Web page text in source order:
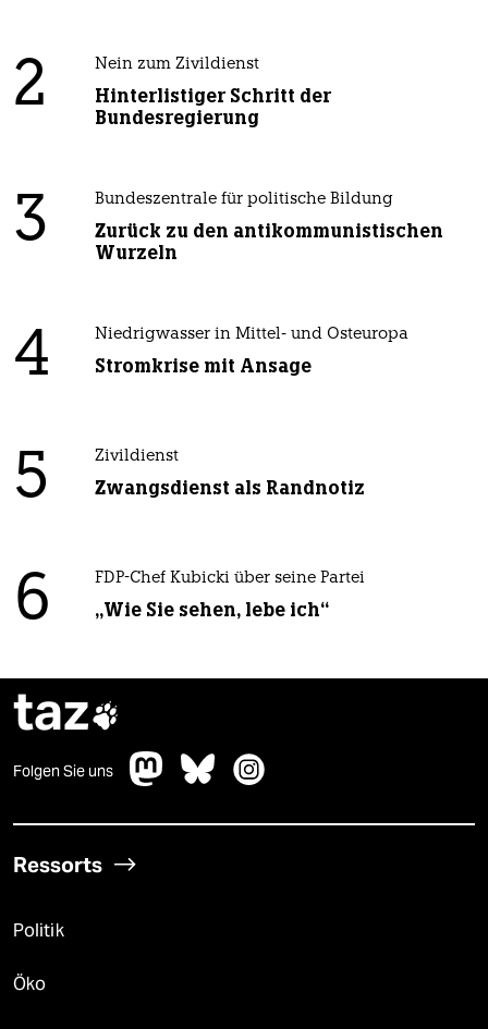
2 Nein zum Zivildienst
Hinterlistiger Schritt der
Bundesregierung
3 Bundeszentrale für politische Bildung
Zurück zu den antikommunistischen
Wurzeln
4 Niedrigwasser in Mittel- und Osteuropa
Stromkrise mit Ansage
5 Zivildienst
Zwangsdienst als Randnotiz
6 FDP-Chef Kubicki über seine Partei
„Wie Sie sehen, lebe ich“
taz
Folgen Sie uns
Ressorts
Politik
Öko